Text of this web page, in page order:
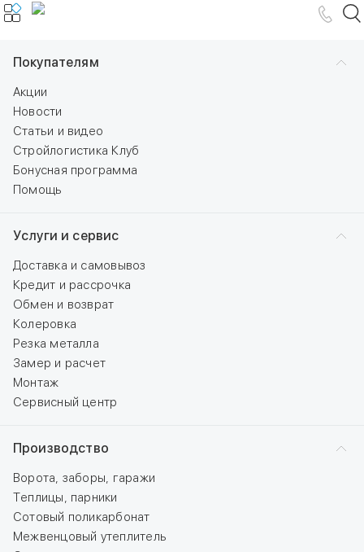
Покупателям
Акции
Новости
Статьи и видео
Стройлогистика Клуб
Бонусная программа
Помощь
Услуги и сервис
Доставка и самовывоз
Кредит и рассрочка
Обмен и возврат
Колеровка
Резка металла
Замер и расчет
Монтаж
Сервисный центр
Производство
Ворота, заборы, гаражи
Теплицы, парники
Сотовый поликарбонат
Межвенцовый утеплитель